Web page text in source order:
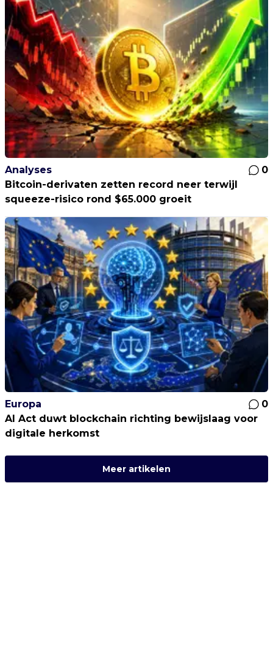
Analyses
0
Bitcoin-derivaten zetten record neer terwijl
squeeze-risico rond $65.000 groeit
Europa
0
AI Act duwt blockchain richting bewijslaag voor
digitale herkomst
Meer artikelen